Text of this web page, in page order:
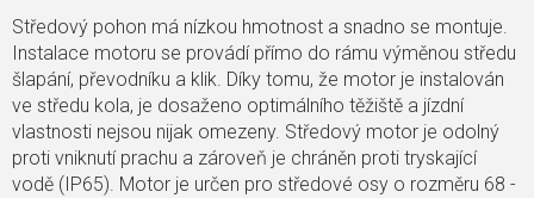
Středový pohon má nízkou hmotnost a snadno se montuje.
Instalace motoru se provádí přímo do rámu výměnou středu
šlapání, převodníku a klik. Díky tomu, že motor je instalován
ve středu kola, je dosaženo optimálního těžiště a jízdní
vlastnosti nejsou nijak omezeny. Středový motor je odolný
proti vniknutí prachu a zároveň je chráněn proti tryskající
vodě (IP65). Motor je určen pro středové osy o rozměru 68 -